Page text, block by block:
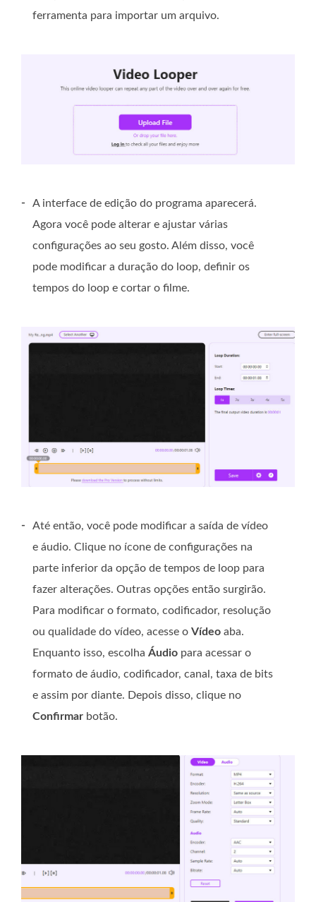
ferramenta para importar um arquivo.
-
A interface de edição do programa aparecerá.
Agora você pode alterar e ajustar várias
configurações ao seu gosto. Além disso, você
pode modificar a duração do loop, definir os
tempos do loop e cortar o filme.
-
Até então, você pode modificar a saída de vídeo
e áudio. Clique no ícone de configurações na
parte inferior da opção de tempos de loop para
fazer alterações. Outras opções então surgirão.
Para modificar o formato, codificador, resolução
ou qualidade do vídeo, acesse o Vídeo aba.
Enquanto isso, escolha Áudio para acessar o
formato de áudio, codificador, canal, taxa de bits
e assim por diante. Depois disso, clique no
Confirmar botão.